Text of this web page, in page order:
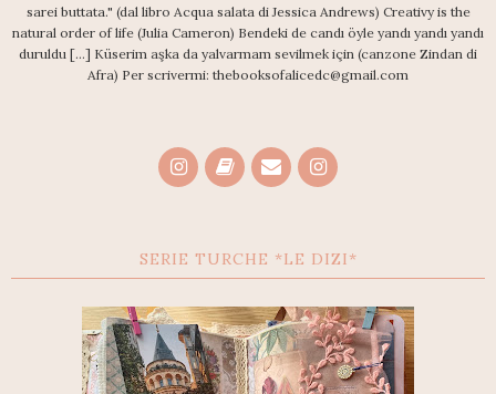
sarei buttata." (dal libro Acqua salata di Jessica Andrews) Creativy is the
natural order of life (Julia Cameron) Bendeki de candı öyle yandı yandı yandı
duruldu [...] Küserim aşka da yalvarmam sevilmek için (canzone Zindan di
Afra) Per scrivermi: thebooksofalicedc@gmail.com
SERIE TURCHE *LE DIZI*